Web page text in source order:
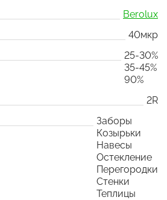
Berolux
40мкр
25-30%
35-45%
90%
2R
Заборы
Козырьки
Навесы
Остекление
Перегородки
Стенки
Теплицы